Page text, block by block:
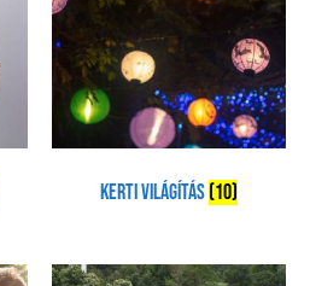
Kerti Világítás(10)